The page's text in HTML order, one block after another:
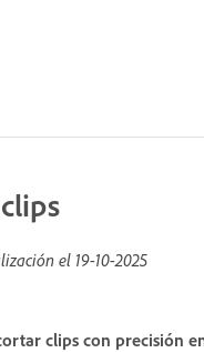
el 19-10-2025
clips con precisión